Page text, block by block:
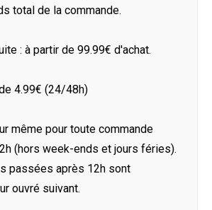
total de la commande.
: à partir de 99.99€ d'achat.
4.99€ (24/48h)
même pour toute commande
(hors week-ends et jours féries).
passées après 12h sont
ouvré suivant.